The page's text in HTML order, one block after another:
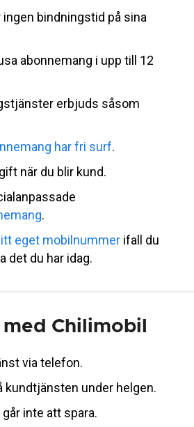
ingen bindningstid på sina
abonnemang i upp till 12
erbjuds såsom
har fri surf.
när du blir kund.
.
eget mobilnummer ifall du
det du har idag.
Chilimobil
via telefon.
kundtjänsten under helgen.
inte att spara.